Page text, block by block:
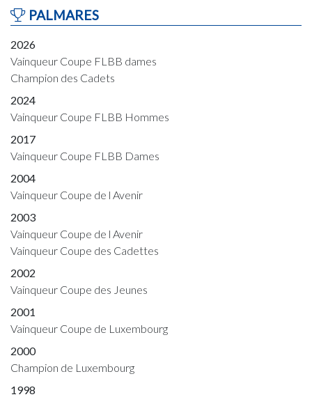
PALMARES
2026
Vainqueur Coupe FLBB dames
Champion des Cadets
2024
Vainqueur Coupe FLBB Hommes
2017
Vainqueur Coupe FLBB Dames
2004
Vainqueur Coupe de l Avenir
2003
Vainqueur Coupe de l Avenir
Vainqueur Coupe des Cadettes
2002
Vainqueur Coupe des Jeunes
2001
Vainqueur Coupe de Luxembourg
2000
Champion de Luxembourg
1998